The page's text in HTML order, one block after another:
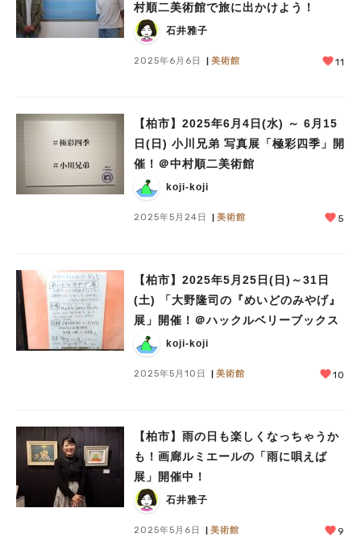
村順二美術館で旅に出かけよう！
石井雅子
2025年6月6日 美術館 11
【柏市】2025年6月4日(水) ～ 6月15
日(日) 小川兄弟 写真展「極彩四季」開
催！＠中村順二美術館
koji-koji
2025年5月24日 美術館 5
【柏市】2025年5月25日(日)～31日
(土) 「大野隆司の『めいどのみやげ』
展」開催！＠ハックルベリーブックス
koji-koji
2025年5月10日 美術館 10
【柏市】雨の日も楽しくなっちゃうか
も！画廊ルミエールの「雨に唄えば
展」開催中！
石井雅子
2025年5月6日 美術館 9